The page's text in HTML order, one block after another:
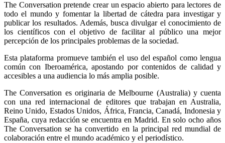
The Conversation pretende crear un espacio abierto para lectores de
todo el mundo y fomentar la libertad de cátedra para investigar y
publicar los resultados. Además, busca divulgar el conocimiento de
los científicos con el objetivo de facilitar al público una mejor
percepción de los principales problemas de la sociedad.
Esta plataforma promueve también el uso del español como lengua
común con Iberoamérica, apostando por contenidos de calidad y
accesibles a una audiencia lo más amplia posible.
The Conversation es originaria de Melbourne (Australia) y cuenta
con una red internacional de editores que trabajan en Australia,
Reino Unido, Estados Unidos, África, Francia, Canadá, Indonesia y
España, cuya redacción se encuentra en Madrid. En solo ocho años
The Conversation se ha convertido en la principal red mundial de
colaboración entre el mundo académico y el periodístico.